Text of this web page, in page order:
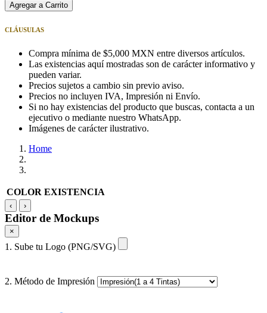
Agregar a Carrito
CLÁUSULAS
Compra mínima de $5,000 MXN entre diversos artículos.
Las existencias aquí mostradas son de carácter informativo y
pueden variar.
Precios sujetos a cambio sin previo aviso.
Precios no incluyen IVA, Impresión ni Envío.
Si no hay existencias del producto que buscas, contacta a un
ejecutivo o mediante nuestro WhatsApp.
Imágenes de carácter ilustrativo.
Home
COLOR EXISTENCIA
‹ ›
Editor de Mockups
×
1. Sube tu Logo (PNG/SVG)
2. Método de Impresión